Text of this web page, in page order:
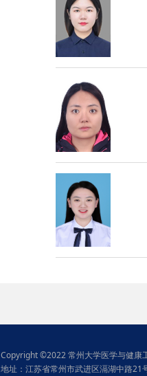
Copyright ©2022 常州大学医学与健康
地址：江苏省常州市武进区滆湖中路21